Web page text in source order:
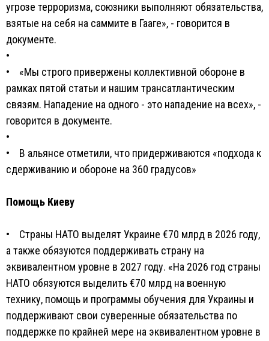
угрозе терроризма, союзники выполняют обязательства,
взятые на себя на саммите в Гааге», - говорится в
документе.
•
• «Мы строго привержены коллективной обороне в
рамках пятой статьи и нашим трансатлантическим
связям. Нападение на одного - это нападение на всех», -
говорится в документе.
•
• В альянсе отметили, что придерживаются «подхода к
сдерживанию и обороне на 360 градусов»
Помощь Киеву
• Страны НАТО выделят Украине €70 млрд в 2026 году,
а также обязуются поддерживать страну на
эквивалентном уровне в 2027 году. «На 2026 год страны
НАТО обязуются выделить €70 млрд на военную
технику, помощь и программы обучения для Украины и
поддерживают свои суверенные обязательства по
поддержке по крайней мере на эквивалентном уровне в